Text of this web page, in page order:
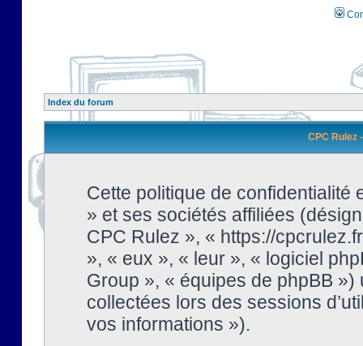
Index du forum
CPC Rulez
Cette politique de confidentialité
» et ses sociétés affiliées
CPC Rulez », « https://
», « eux », « leur », « logiciel
Group », « équipes de phpBB
collectées lors des sessions
vos informations »).